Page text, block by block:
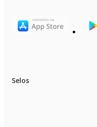
Selos